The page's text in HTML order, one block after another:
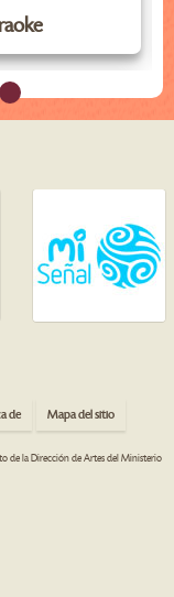
de Mapa del sitio
de la Dirección de Artes del Ministerio